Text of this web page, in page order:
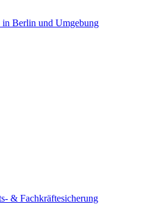
in Berlin und Umgebung
& Fachkräftesicherung